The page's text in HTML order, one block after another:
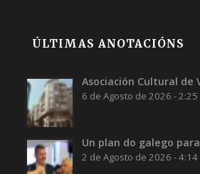
ÚLTIMAS ANOTACIÓNS
Asociación Cultural de
6 de Agosto de 2026 - 2:25
Un plan do galego
2 de Agosto de 2026 - 4:14